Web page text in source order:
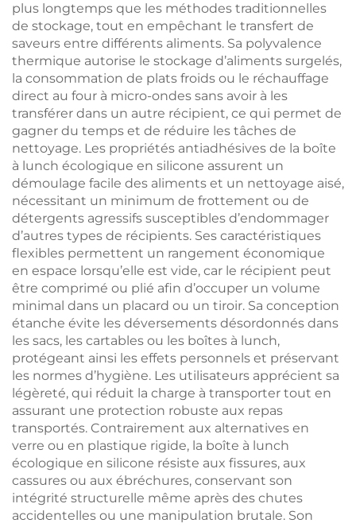
plus longtemps que les méthodes traditionnelles
de stockage, tout en empêchant le transfert de
saveurs entre différents aliments. Sa polyvalence
thermique autorise le stockage d’aliments surgelés,
la consommation de plats froids ou le réchauffage
direct au four à micro-ondes sans avoir à les
transférer dans un autre récipient, ce qui permet de
gagner du temps et de réduire les tâches de
nettoyage. Les propriétés antiadhésives de la boîte
à lunch écologique en silicone assurent un
démoulage facile des aliments et un nettoyage aisé,
nécessitant un minimum de frottement ou de
détergents agressifs susceptibles d’endommager
d’autres types de récipients. Ses caractéristiques
flexibles permettent un rangement économique
en espace lorsqu’elle est vide, car le récipient peut
être comprimé ou plié afin d’occuper un volume
minimal dans un placard ou un tiroir. Sa conception
étanche évite les déversements désordonnés dans
les sacs, les cartables ou les boîtes à lunch,
protégeant ainsi les effets personnels et préservant
les normes d’hygiène. Les utilisateurs apprécient sa
légèreté, qui réduit la charge à transporter tout en
assurant une protection robuste aux repas
transportés. Contrairement aux alternatives en
verre ou en plastique rigide, la boîte à lunch
écologique en silicone résiste aux fissures, aux
cassures ou aux ébréchures, conservant son
intégrité structurelle même après des chutes
accidentelles ou une manipulation brutale. Son